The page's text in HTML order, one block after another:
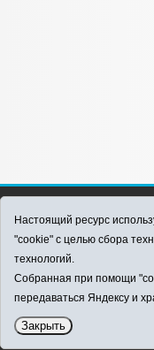
Настоящий ресурс
"cookie" с целью сбора
технологий.
Собранная при помощи
передаваться Яндексу и
Закрыть